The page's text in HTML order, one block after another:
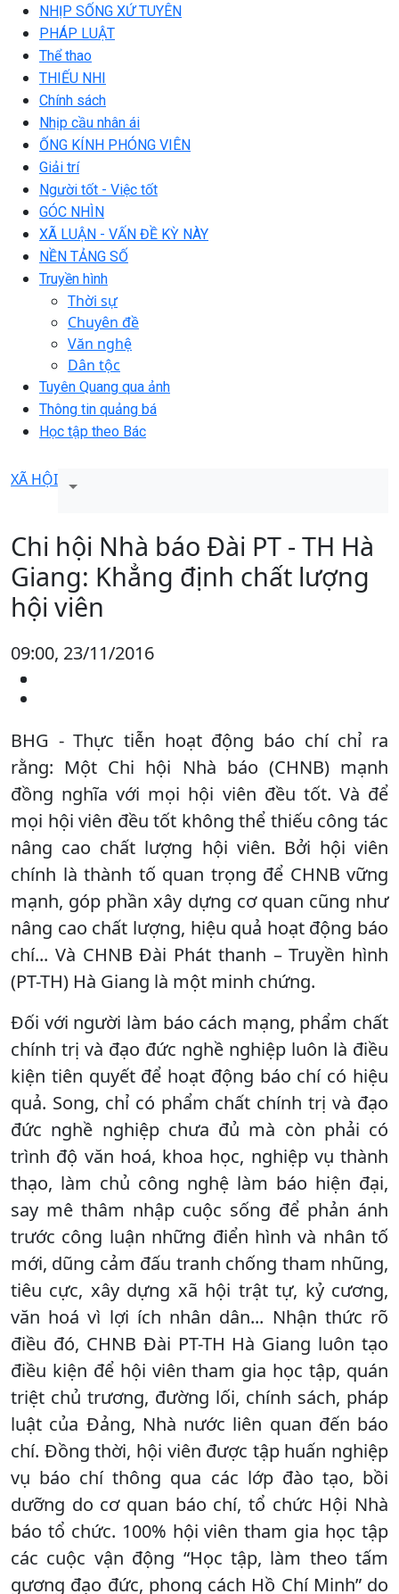
NHỊP SỐNG XỨ TUYÊN
PHÁP LUẬT
Thể thao
THIẾU NHI
Chính sách
Nhịp cầu nhân ái
ỐNG KÍNH PHÓNG VIÊN
Giải trí
Người tốt - Việc tốt
GÓC NHÌN
XÃ LUẬN - VẤN ĐỀ KỲ NÀY
NỀN TẢNG SỐ
Truyền hình
Thời sự
Chuyên đề
Văn nghệ
Dân tộc
Tuyên Quang qua ảnh
Thông tin quảng bá
Học tập theo Bác
XÃ HỘI
Chi hội Nhà báo Đài PT - TH Hà
Giang: Khẳng định chất lượng
hội viên
09:00, 23/11/2016
BHG - Thực tiễn hoạt động báo chí chỉ ra
rằng: Một Chi hội Nhà báo (CHNB) mạnh
đồng nghĩa với mọi hội viên đều tốt. Và để
mọi hội viên đều tốt không thể thiếu công tác
nâng cao chất lượng hội viên. Bởi hội viên
chính là thành tố quan trọng để CHNB vững
mạnh, góp phần xây dựng cơ quan cũng như
nâng cao chất lượng, hiệu quả hoạt động báo
chí... Và CHNB Đài Phát thanh – Truyền hình
(PT-TH) Hà Giang là một minh chứng.
Đối với người làm báo cách mạng, phẩm chất
chính trị và đạo đức nghề nghiệp luôn là điều
kiện tiên quyết để hoạt động báo chí có hiệu
quả. Song, chỉ có phẩm chất chính trị và đạo
đức nghề nghiệp chưa đủ mà còn phải có
trình độ văn hoá, khoa học, nghiệp vụ thành
thạo, làm chủ công nghệ làm báo hiện đại,
say mê thâm nhập cuộc sống để phản ánh
trước công luận những điển hình và nhân tố
mới, dũng cảm đấu tranh chống tham nhũng,
tiêu cực, xây dựng xã hội trật tự, kỷ cương,
văn hoá vì lợi ích nhân dân... Nhận thức rõ
điều đó, CHNB Đài PT-TH Hà Giang luôn tạo
điều kiện để hội viên tham gia học tập, quán
triệt chủ trương, đường lối, chính sách, pháp
luật của Đảng, Nhà nước liên quan đến báo
chí. Đồng thời, hội viên được tập huấn nghiệp
vụ báo chí thông qua các lớp đào tạo, bồi
dưỡng do cơ quan báo chí, tổ chức Hội Nhà
báo tổ chức. 100% hội viên tham gia học tập
các cuộc vận động “Học tập, làm theo tấm
gương đạo đức, phong cách Hồ Chí Minh” do